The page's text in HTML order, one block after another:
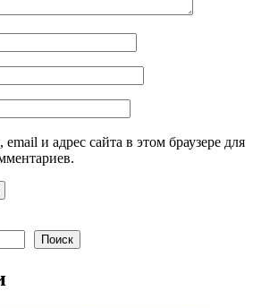
и адрес сайта в этом браузере для
Поиск